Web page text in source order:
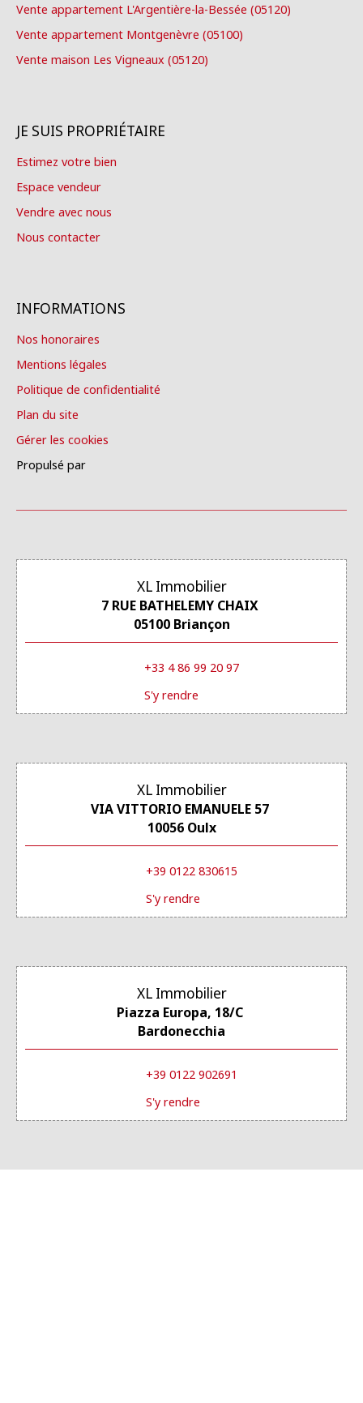
Vente appartement L'Argentière-la-Bessée (05120)
Vente appartement Montgenèvre (05100)
Vente maison Les Vigneaux (05120)
JE SUIS PROPRIÉTAIRE
Estimez votre bien
Espace vendeur
Vendre avec nous
Nous contacter
INFORMATIONS
Nos honoraires
Mentions légales
Politique de confidentialité
Plan du site
Gérer les cookies
Propulsé par
XL Immobilier
7 RUE BATHELEMY CHAIX
05100 Briançon
+33 4 86 99 20 97
S'y rendre
XL Immobilier
VIA VITTORIO EMANUELE 57
10056 Oulx
+39 0122 830615
S'y rendre
XL Immobilier
Piazza Europa, 18/C
Bardonecchia
+39 0122 902691
S'y rendre